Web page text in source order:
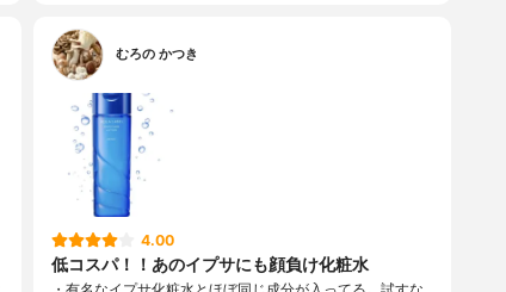
むろの かつき
4.00
低コスパ！！あのイプサにも顔負け化粧水